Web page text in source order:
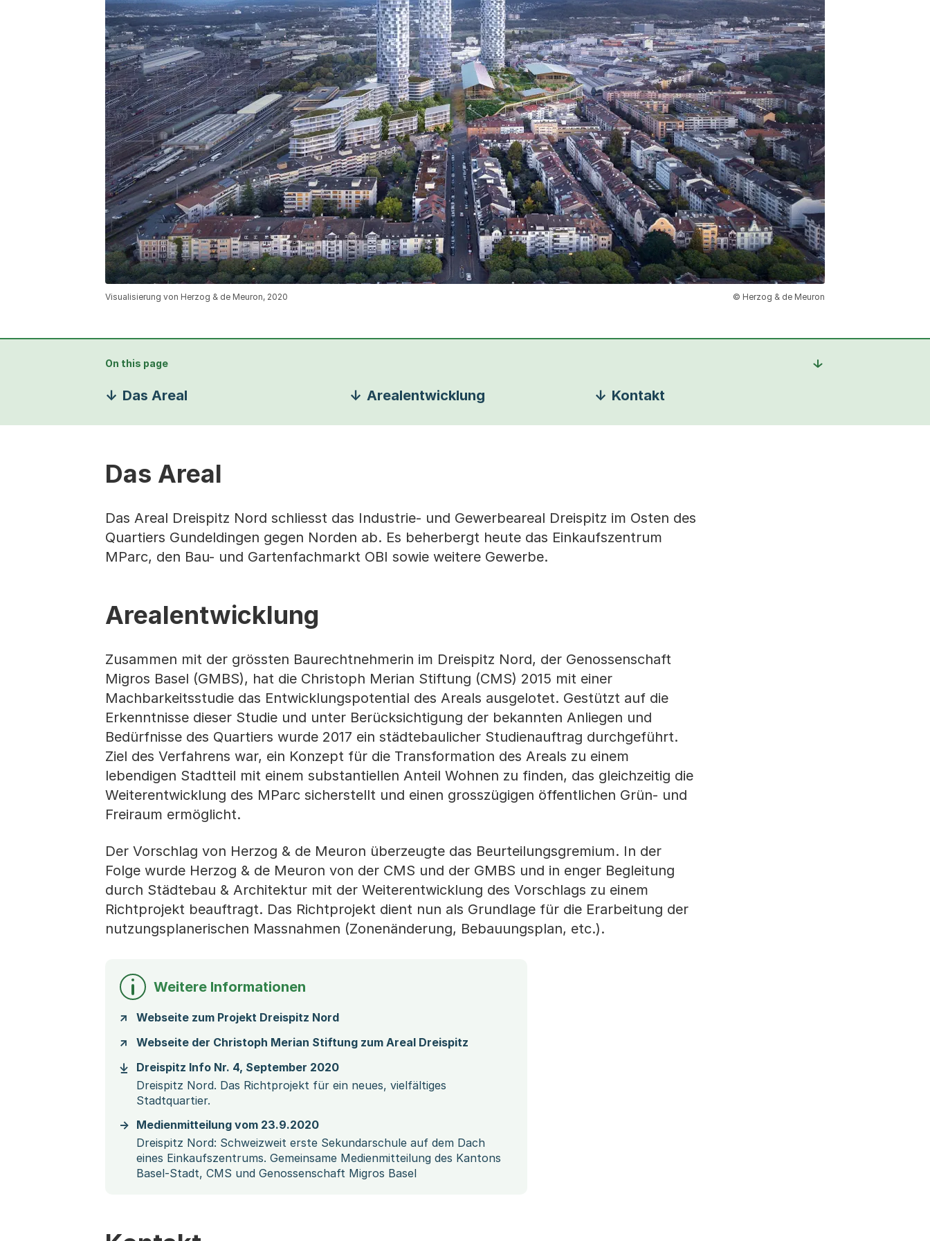
Visualisierung von Herzog & de Meuron, 2020 © Herzog & de Meuron
On this page
Das Areal Arealentwicklung Kontakt
Das Areal
Das Areal Dreispitz Nord schliesst das Industrie- und Gewerbeareal Dreispitz im Osten des
Quartiers Gundeldingen gegen Norden ab. Es beherbergt heute das Einkaufszentrum
MParc, den Bau- und Gartenfachmarkt OBI sowie weitere Gewerbe.
Arealentwicklung
Zusammen mit der grössten Baurechtnehmerin im Dreispitz Nord, der Genossenschaft
Migros Basel (GMBS), hat die Christoph Merian Stiftung (CMS) 2015 mit einer
Machbarkeitsstudie das Entwicklungspotential des Areals ausgelotet. Gestützt auf die
Erkenntnisse dieser Studie und unter Berücksichtigung der bekannten Anliegen und
Bedürfnisse des Quartiers wurde 2017 ein städtebaulicher Studienauftrag durchgeführt.
Ziel des Verfahrens war, ein Konzept für die Transformation des Areals zu einem
lebendigen Stadtteil mit einem substantiellen Anteil Wohnen zu finden, das gleichzeitig die
Weiterentwicklung des MParc sicherstellt und einen grosszügigen öffentlichen Grün- und
Freiraum ermöglicht.
Der Vorschlag von Herzog & de Meuron überzeugte das Beurteilungsgremium. In der
Folge wurde Herzog & de Meuron von der CMS und der GMBS und in enger Begleitung
durch Städtebau & Architektur mit der Weiterentwicklung des Vorschlags zu einem
Richtprojekt beauftragt. Das Richtprojekt dient nun als Grundlage für die Erarbeitung der
nutzungsplanerischen Massnahmen (Zonenänderung, Bebauungsplan, etc.).
Weitere Informationen
Webseite zum Projekt Dreispitz Nord
Webseite der Christoph Merian Stiftung zum Areal Dreispitz
Dreispitz Info Nr. 4, September 2020(Startet einen Download)
Dreispitz Nord. Das Richtprojekt für ein neues, vielfältiges
Stadtquartier.
Medienmitteilung vom 23.9.2020
Dreispitz Nord: Schweizweit erste Sekundarschule auf dem Dach
eines Einkaufszentrums. Gemeinsame Medienmitteilung des Kantons
Basel-Stadt, CMS und Genossenschaft Migros Basel